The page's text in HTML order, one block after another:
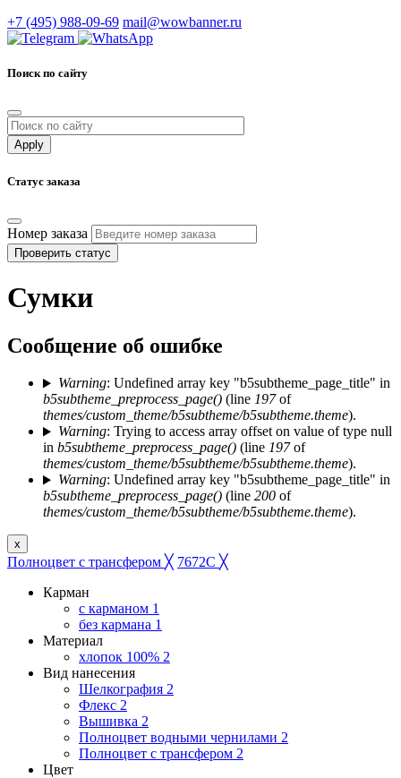
+7 (495) 988-09-69 mail@wowbanner.ru
Поиск по сайту
Статус заказа
Номер заказа
Проверить статус
Сумки
Сообщение об ошибке
Warning: Undefined array key "b5subtheme_page_title" in
b5subtheme_preprocess_page() (line 197of
themes/custom_theme/b5subtheme/b5subtheme.theme).
Warning: Trying to access array offset on value of type null
in b5subtheme_preprocess_page() (line 197of
themes/custom_theme/b5subtheme/b5subtheme.theme).
Warning: Undefined array key "b5subtheme_page_title" in
b5subtheme_preprocess_page() (line 200 of
themes/custom_theme/b5subtheme/b5subtheme.theme).
x
Полноцвет с трансфером ╳ 7672C ╳
Карман
с карманом 1
без кармана 1
Материал
хлопок 100% 2
Вид нанесения
Шелкография 2
Флекс 2
Вышивка 2
Полноцвет водными чернилами 2
Полноцвет с трансфером 2
Цвет